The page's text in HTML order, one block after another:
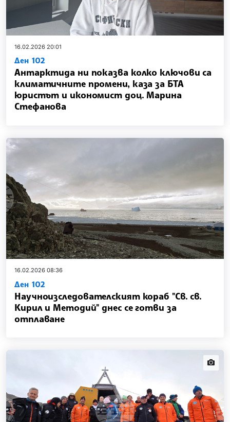
16.02.2026 20:01
Ден 102
Антарктида ни показва колко ключови са
климатичните промени, каза за БТА
юристът и икономист доц. Марина
Стефанова
16.02.2026 08:36
Ден 102
Научноизследователският кораб "Св. св.
Кирил и Методий" днес се готви за
отплаване